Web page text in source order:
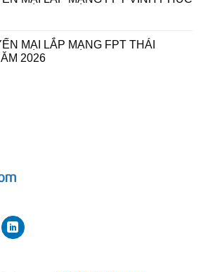
MẠI LẮP MẠNG FPT THÁI
2026